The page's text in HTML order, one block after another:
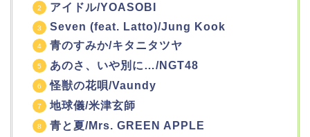
アイドル/YOASOBI
Seven (feat. Latto)/Jung Kook
青のすみか/キタニタツヤ
あのさ、いや別に…/NGT48
怪獣の花唄/Vaundy
地球儀/米津玄師
青と夏/Mrs. GREEN APPLE